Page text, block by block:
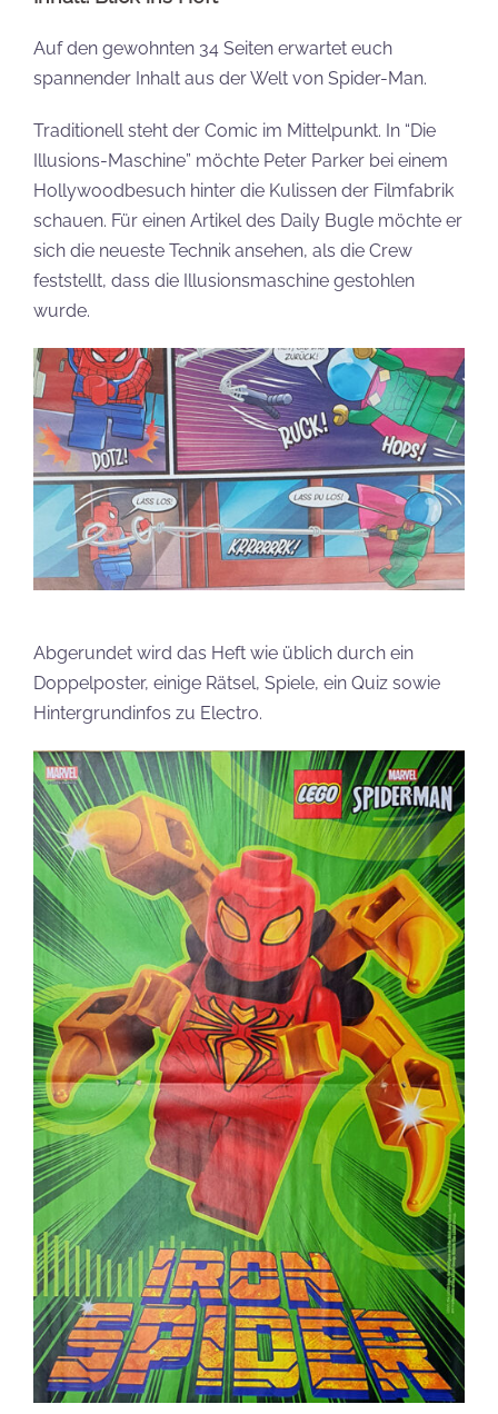
Auf den gewohnten 34 Seiten erwartet euch
spannender Inhalt aus der Welt von Spider-Man.
Traditionell steht der Comic im Mittelpunkt. In “Die
Illusions-Maschine” möchte Peter Parker bei einem
Hollywoodbesuch hinter die Kulissen der Filmfabrik
schauen. Für einen Artikel des Daily Bugle möchte er
sich die neueste Technik ansehen, als die Crew
feststellt, dass die Illusionsmaschine gestohlen
wurde.
Abgerundet wird das Heft wie üblich durch ein
Doppelposter, einige Rätsel, Spiele, ein Quiz sowie
Hintergrundinfos zu Electro.